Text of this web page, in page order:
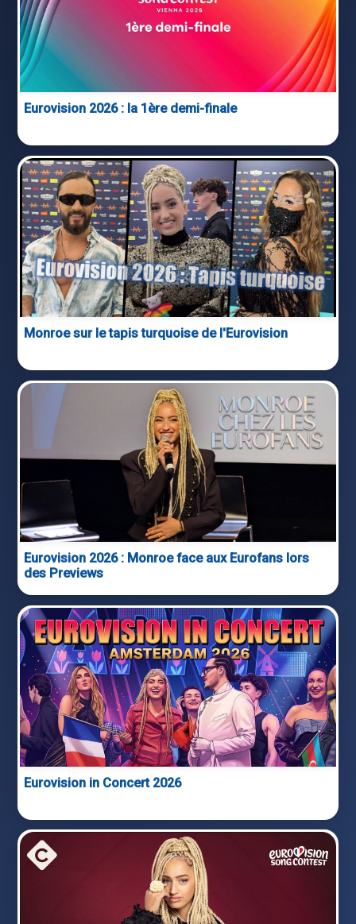
Eurovision 2026 : la 1ère demi-finale
Monroe sur le tapis turquoise de l'Eurovision
Eurovision 2026 : Monroe face aux Eurofans lors
des Previews
Eurovision in Concert 2026